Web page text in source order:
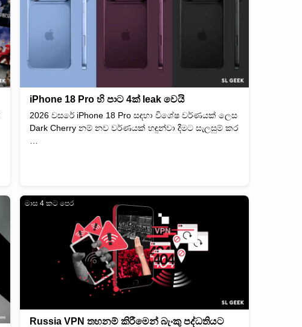
iPhone 18 Pro හි පාට 4ක් leak වෙයි
2026 වසරේ ‌iPhone 18 Pro‌ සඳහා විශේෂ වර්ණයක් ලෙස
Dark Cherry නම් නව වර්ණයක් හඳුන්වා දීමට සැලසුම් කර
මාස 4 කට පෙර
Russia VPN තහනම් කිරීමෙන් බැංකු පද්ධතියට